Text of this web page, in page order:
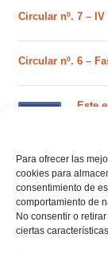
Para ofrecer las
cookies para
consentimiento de
comportamiento de
No consentir o
ciertas
Circular nº. 7 –
Circular nº. 6 –
Este
Este
fútbol